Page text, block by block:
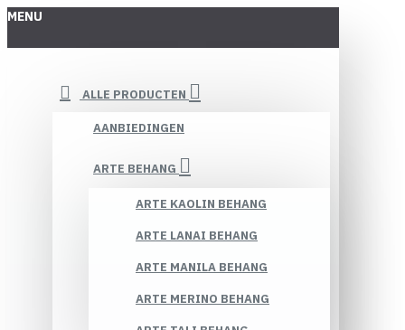
MENU
ALLE PRODUCTEN
AANBIEDINGEN
ARTE BEHANG
ARTE KAOLIN BEHANG
ARTE LANAI BEHANG
ARTE MANILA BEHANG
ARTE MERINO BEHANG